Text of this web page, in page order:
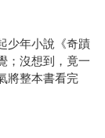
少年小說《奇蹟
；沒想到，竟一
將整本書看完